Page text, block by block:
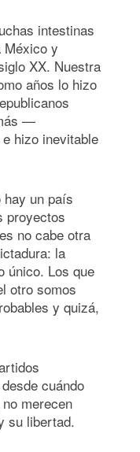
intestinas
México y
XX. Nuestra
años lo hizo
—
hizo inevitable
hay un país
proyectos
no cabe otra
la
único. Los que
otro somos
y quizá,
cuándo
merecen
su libertad.